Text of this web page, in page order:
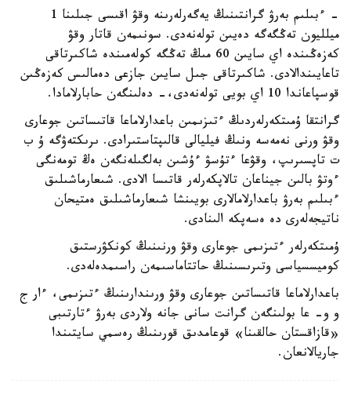
- ءبىلىم بەرۋ گرانتىنىڭ يەگەرلەرىنە وقۋ اقىسى جىلىنا 1
ميلليون تەڭگەگە دەيىن تولەنەدى. سونىمەن قاتار وقۋ
كەزەڭىندە اي سايىن 60 مىڭ تەڭگە كولەمىندە شاكىرتاقى
تاعايىندالادى. شاكىرتاقى جىل سايىن جازعى دەمالىس كەزەڭىن
قوسپاعاندا 10 اي بويى تولەنەدى،- دەلىنگەن حابارلامادا.
گرانتقا ۇمىتكەرلەردىڭ ءتىزىمىن باعدارلاماعا قاتىساتىن جوعارى
وقۋ ورنى نەمەسە ونىڭ فيليالى قالىپتاستىرادى. ىرىكتەۋگە ۇ ب
ت تاپسىرىپ، وقۋعا ءتۇسۋ ءۇشىن بەلگىلەنگەن ەڭ تومەنگى
ءوتۋ بالىن جيناعان تالاپكەرلەر قاتىسا الادى. شىعارماشىلىق
ءبىلىم بەرۋ باعدارلامالارى بويىنشا شىعارماشىلىق ەمتيحان
ناتيجەلەرى دە ەسەپكە الىنادى.
ۇمىتكەرلەر ءتىزىمى جوعارى وقۋ ورنىنىڭ كونكۋرستىق
كوميسسياسى وتىرىسىنىڭ حاتتاماسىمەن راسىمدەلەدى.
باعدارلاماعا قاتىساتىن جوعارى وقۋ ورىندارىنىڭ ءتىزىمى، ءار ج
و و- عا بولىنگەن گرانت سانى جانە ولاردى بەرۋ ءتارتىبى
«قازاقستان حالقىنا» قوعامدىق قورىنىڭ رەسمي سايتىندا
جاريالانعان.